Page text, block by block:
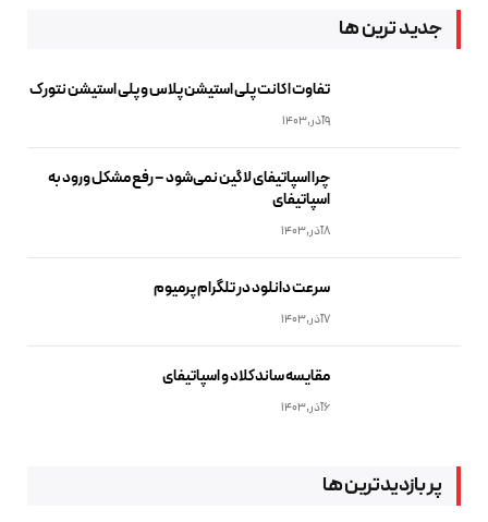
جدید ترین ها
تفاوت اکانت پلی استیشن پلاس و پلی استیشن نتورک
9آذر,1403
چرا اسپاتیفای لاگین نمی‌شود – رفع مشکل ورود به
اسپاتیفای
8آذر,1403
سرعت دانلود در تلگرام پرمیوم
7آذر,1403
مقایسه ساندکلاد و اسپاتیفای
6آذر,1403
پر بازدیدترین ها